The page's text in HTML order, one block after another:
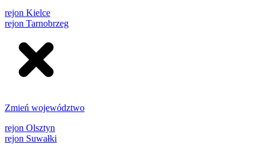
rejon Kielce
rejon Tarnobrzeg
Zmień województwo
rejon Olsztyn
rejon Suwałki